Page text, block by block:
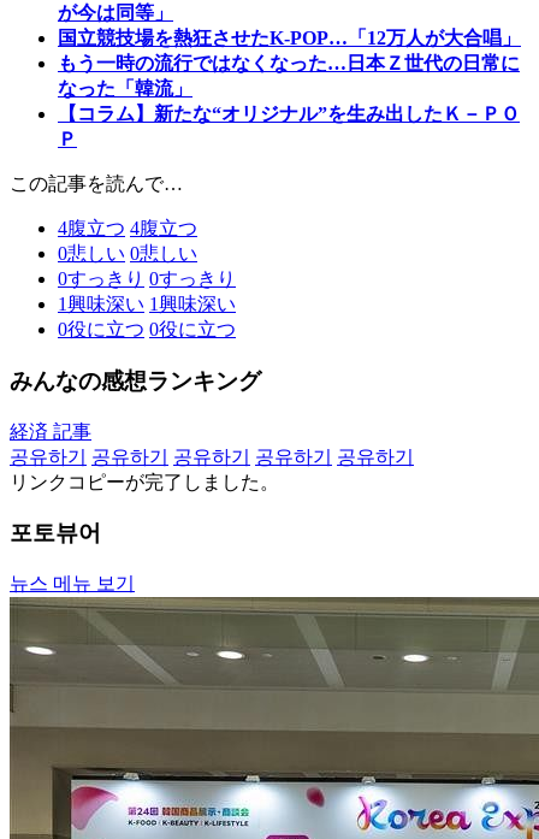
が今は同等」
国立競技場を熱狂させたK-POP…「12万人が大合唱」
もう一時の流行ではなくなった…日本Ｚ世代の日常に
なった「韓流」
【コラム】新たな“オリジナル”を生み出したＫ－ＰＯ
Ｐ
この記事を読んで…
4腹立つ 4腹立つ
0悲しい 0悲しい
0すっきり 0すっきり
1興味深い 1興味深い
0役に立つ 0役に立つ
みんなの感想ランキング
経済 記事
공유하기
공유하기 공유하기 공유하기
공유하기
リンクコピーが完了しました。
포토뷰어
뉴스 메뉴 보기